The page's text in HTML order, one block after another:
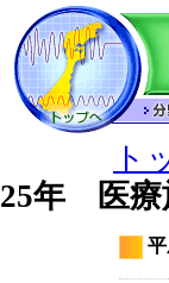
ト
25年 医療